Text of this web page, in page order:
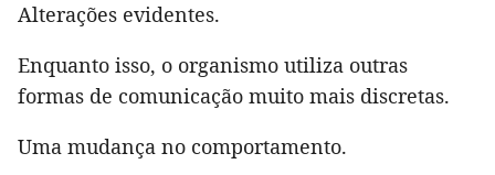
Alterações evidentes.
Enquanto isso, o organismo utiliza outras
formas de comunicação muito mais discretas.
Uma mudança no comportamento.